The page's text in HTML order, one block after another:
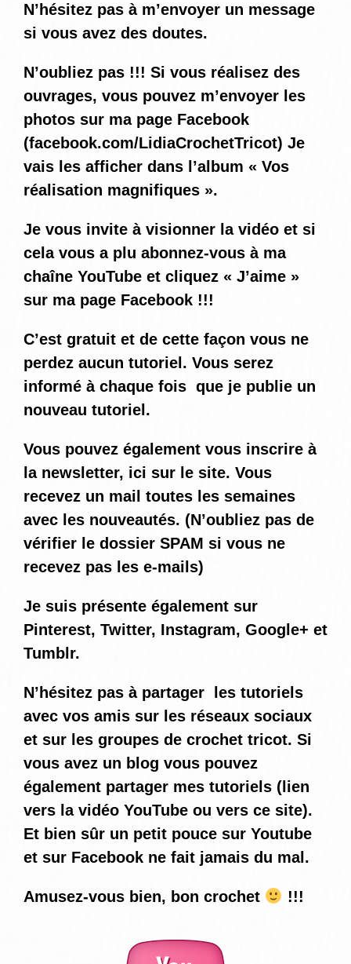
N’hésitez pas à m’envoyer un message
si vous avez des doutes.
N’oubliez pas !!! Si vous réalisez des
ouvrages, vous pouvez m’envoyer les
photos sur ma page Facebook
(facebook.com/LidiaCrochetTricot) Je
vais les afficher dans l’album « Vos
réalisation magnifiques ».
Je vous invite à visionner la vidéo et si
cela vous a plu abonnez-vous à ma
chaîne YouTube et cliquez « J’aime »
sur ma page Facebook !!!
C’est gratuit et de cette façon vous ne
perdez aucun tutoriel. Vous serez
informé à chaque fois que je publie un
nouveau tutoriel.
Vous pouvez également vous inscrire à
la newsletter, ici sur le site. Vous
recevez un mail toutes les semaines
avec les nouveautés. (N’oubliez pas de
vérifier le dossier SPAM si vous ne
recevez pas les e-mails)
Je suis présente également sur
Pinterest, Twitter, Instagram, Google+ et
Tumblr.
N’hésitez pas à partager les tutoriels
avec vos amis sur les réseaux sociaux
et sur les groupes de crochet tricot. Si
vous avez un blog vous pouvez
également partager mes tutoriels (lien
vers la vidéo YouTube ou vers ce site).
Et bien sûr un petit pouce sur Youtube
et sur Facebook ne fait jamais du mal.
Amusez-vous bien, bon crochet !!!